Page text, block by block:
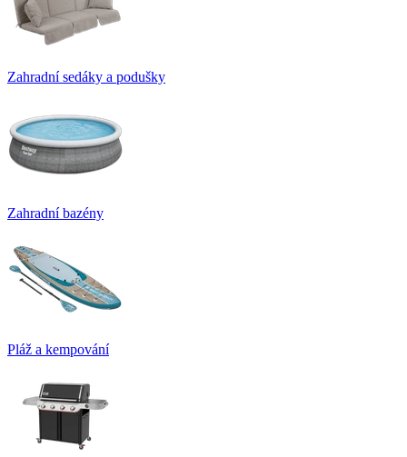
Zahradní sedáky a podušky
Zahradní bazény
Pláž a kempování